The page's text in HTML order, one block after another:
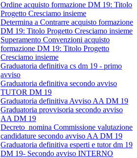
Ordine acquisto formazione DM 19: Titolo
Progetto Cresciamo insieme
Determina a Contrarre acquisto formazione
DM 19: Titolo Progetto Cresciamo insieme
Superamento Convenzioni acquisto
formazione DM 19: Titolo Progetto
Cresciamo insieme
Graduatoria definitiva cs dm 19 - primo
avviso
Graduatoria definitiva secondo avviso
TUTOR DM 19
Graduatoria definitiva Avviso AA DM 19
Graduatoria provvisoria secondo avviso
AA DM 19
Decreto_nomina Commissione valutazione
candidature secondo avviso AA DM 19
Graduatoria definitiva esperti e tutor dm 19
DM 19- Secondo avviso INTERNO